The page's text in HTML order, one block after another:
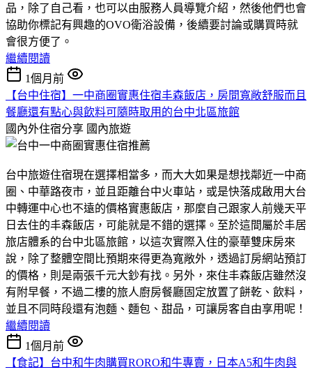
品，除了自己看，也可以由服務人員導覽介紹，然後他們也會
協助你標記有興趣的OVO衛浴設備，後續要討論或購買時就
會很方便了。
繼續閱讀
1個月前
【台中住宿】一中商圈實惠住宿丰森飯店，房間寬敞舒服而且
餐廳還有點心與飲料可隨時取用的台中北區旅館
國內外住宿分享 國內旅遊
台中旅遊住宿現在選擇相當多，而大大如果是想找鄰近一中商
圈、中華路夜市，並且距離台中火車站，或是快落成啟用大台
中轉運中心也不遠的價格實惠飯店，那麼自己跟家人前幾天平
日去住的丰森飯店，可能就是不錯的選擇。至於這間屬於丰居
旅店體系的台中北區旅館，以這次實際入住的豪華雙床房來
說，除了整體空間比預期來得更為寬敞外，透過訂房網站預訂
的價格，則是兩張千元大鈔有找。另外，來住丰森飯店雖然沒
有附早餐，不過二樓的旅人廚房餐廳固定放置了餅乾、飲料，
並且不同時段還有泡麵、麵包、甜品，可讓房客自由享用呢！
繼續閱讀
1個月前
【食記】台中和牛肉購買RORO和牛專賣，日本A5和牛肉與